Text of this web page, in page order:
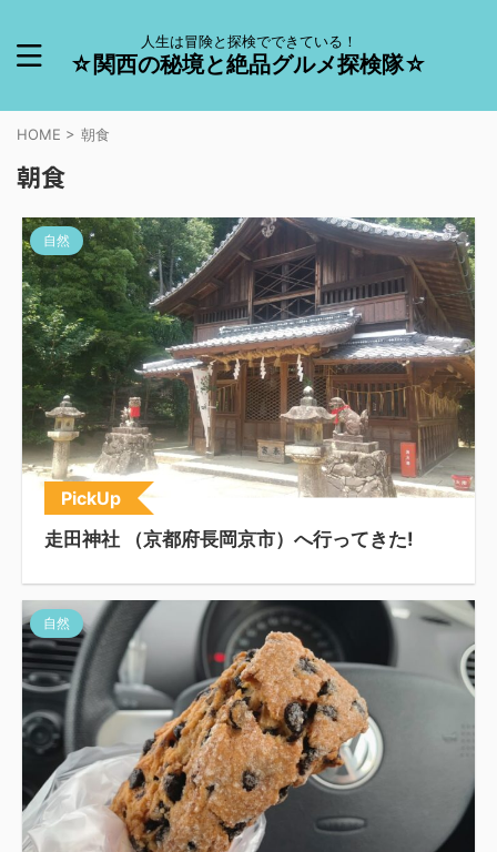
人生は冒険と探検でできている！
☆関西の秘境と絶品グルメ探検隊☆
HOME > 朝食
朝食
自然
PickUp
走田神社 （京都府長岡京市）へ行ってきた!
自然